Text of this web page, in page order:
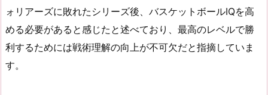
ォリアーズに敗れたシリーズ後、バスケットボールIQを高
める必要があると感じたと述べており、最高のレベルで勝
利するためには戦術理解の向上が不可欠だと指摘していま
す。